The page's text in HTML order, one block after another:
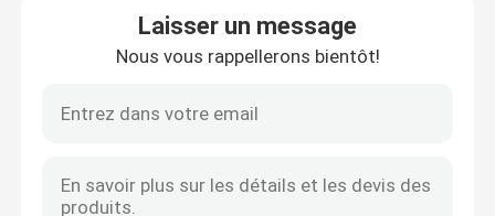
nouvelles
Demande de soumission
Laisser un message
Nous vous rappellerons bientôt!